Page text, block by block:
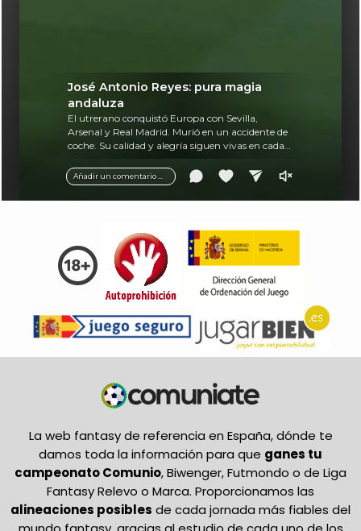
Añadir un comentario ...
José Antonio Reyes: pura magia
andaluza
El utrerano conquistó Europa con Sevilla,
Arsenal y Real Madrid. Murió en un accidente de
coche. Su calidad y alegría siguen vivas en cada
La web fantasy de referencia en España, dónde te
damos toda la información para que ganes tu
campeonato Comunio, Biwenger, Futmondo o de Liga
Fantasy Relevo o Marca. Proporcionamos las
alineaciones posibles de cada jornada más fiables del